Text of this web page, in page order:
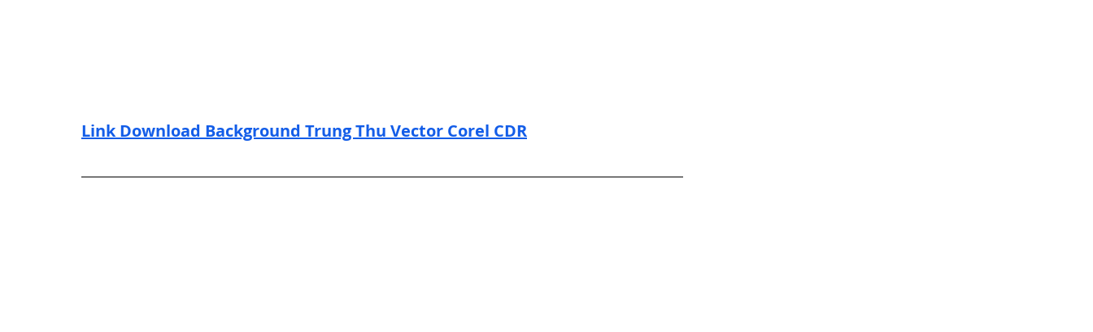
Link Download Background Trung Thu Vector Corel CDR